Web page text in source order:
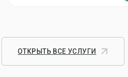
ОТКРЫТЬ ВСЕ УСЛУГИ